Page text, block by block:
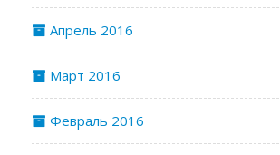
Апрель 2016
Март 2016
Февраль 2016